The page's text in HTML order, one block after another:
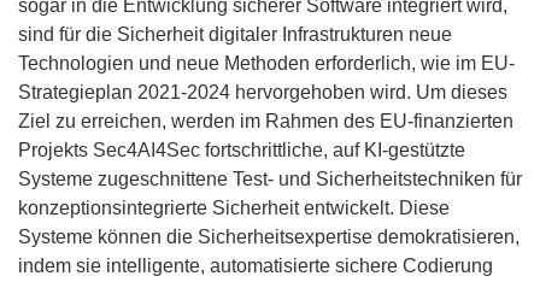
sogar in die Entwicklung sicherer Software integriert wird,
sind für die Sicherheit digitaler Infrastrukturen neue
Technologien und neue Methoden erforderlich, wie im EU-
Strategieplan 2021-2024 hervorgehoben wird. Um dieses
Ziel zu erreichen, werden im Rahmen des EU-finanzierten
Projekts Sec4AI4Sec fortschrittliche, auf KI-gestützte
Systeme zugeschnittene Test- und Sicherheitstechniken für
konzeptionsintegrierte Sicherheit entwickelt. Diese
Systeme können die Sicherheitsexpertise demokratisieren,
indem sie intelligente, automatisierte sichere Codierung